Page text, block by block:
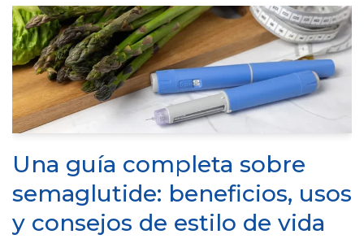
Una guía completa sobre
semaglutide: beneficios, usos
y consejos de estilo de vida